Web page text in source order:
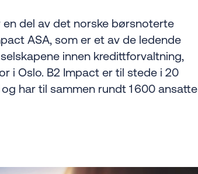
en del av det norske børsnoterte
ASA, som er et av de ledende
innen kredittforvaltning,
i Oslo. B2 Impact er til stede i 20
har til sammen rundt 1 600 ansatte